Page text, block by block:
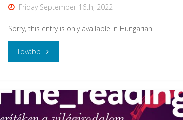
Friday September 16th, 2022
Sorry, this entry is only available in Hungarian.
Tovább"
Megjelent